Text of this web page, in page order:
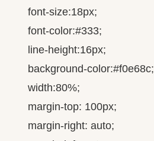
font-size:18px;
font-color:#333;
line-height:16px;
background-color:#f0e68c;
width:80%;
margin-top: 100px;
margin-right: auto;